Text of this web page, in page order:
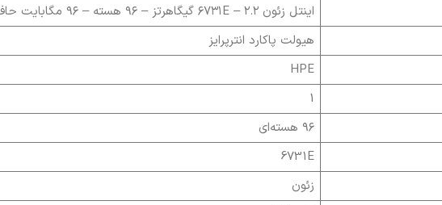
اینتل زئون ۶۷۳۱E – ۲.۲ گیگاهرتز – ۹۶ هسته – ۹۶ مگابایت حافظه کش
هیولت پاکارد انترپرایز
HPE
1
۹۶ هسته‌ای
6731E
زئون